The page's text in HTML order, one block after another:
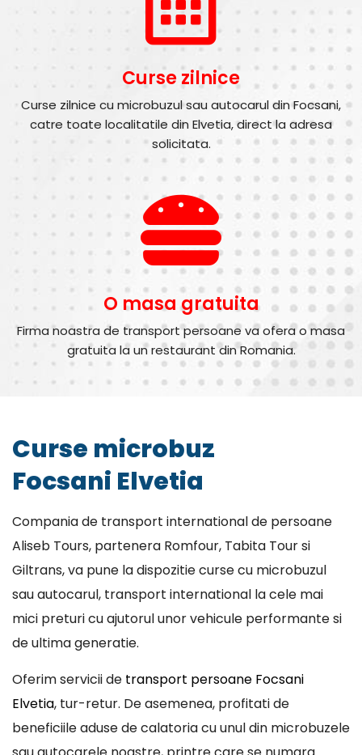
Curse zilnice
Curse zilnice cu microbuzul sau autocarul din Focsani,
catre toate localitatile din Elvetia, direct la adresa
solicitata.
O masa gratuita
Firma noastra de transport persoane va ofera o masa
gratuita la un restaurant din Romania.
Curse microbuz
Focsani Elvetia
Compania de transport international de persoane
Aliseb Tours, partenera Romfour, Tabita Tour si
Giltrans, va pune la dispozitie curse cu microbuzul
sau autocarul, transport international la cele mai
mici preturi cu ajutorul unor vehicule performante si
de ultima generatie.
Oferim servicii de transport persoane Focsani
Elvetia, tur-retur. De asemenea, profitati de
beneficiile aduse de calatoria cu unul din microbuzele